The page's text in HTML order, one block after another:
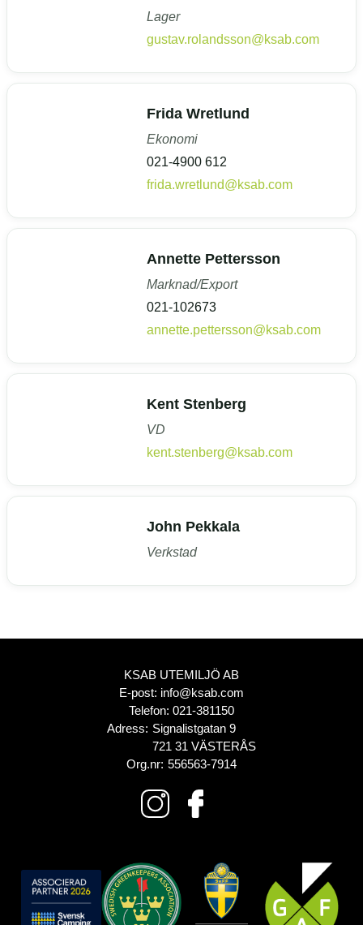
Lager
gustav.rolandsson@ksab.com
Frida Wretlund
Ekonomi
021-4900 612
frida.wretlund@ksab.com
Annette Pettersson
Marknad/Export
021-102673
annette.pettersson@ksab.com
Kent Stenberg
VD
kent.stenberg@ksab.com
John Pekkala
Verkstad
KSAB UTEMILJÖ AB
E-post: info@ksab.com
Telefon: 021-381150
Adress: Signalistgatan 9
721 31 VÄSTERÅS
Org.nr: 556563-7914